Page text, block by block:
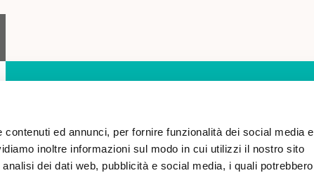
ed annunci, per fornire funzionalità dei social media e
inoltre informazioni sul modo in cui utilizzi il nostro sito
dei dati web, pubblicità e social media, i quali potrebbero